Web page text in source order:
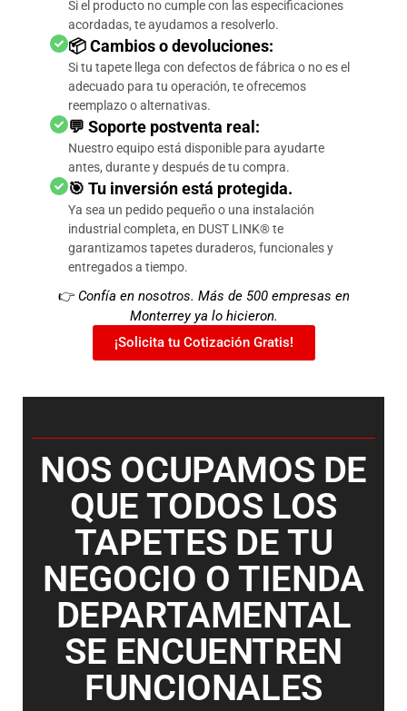
Si el producto no cumple con las especificaciones
acordadas, te ayudamos a resolverlo.
📦 Cambios o devoluciones:
Si tu tapete llega con defectos de fábrica o no es el
adecuado para tu operación, te ofrecemos
reemplazo o alternativas.
💬 Soporte postventa real:
Nuestro equipo está disponible para ayudarte
antes, durante y después de tu compra.
🎯 Tu inversión está protegida.
Ya sea un pedido pequeño o una instalación
industrial completa, en DUST LINK® te
garantizamos tapetes duraderos, funcionales y
entregados a tiempo.
👉 Confía en nosotros. Más de 500 empresas en
Monterrey ya lo hicieron.
¡Solicita tu Cotización Gratis!
NOS OCUPAMOS DE
QUE TODOS LOS
TAPETES DE TU
NEGOCIO O TIENDA
DEPARTAMENTAL
SE ENCUENTREN
FUNCIONALES